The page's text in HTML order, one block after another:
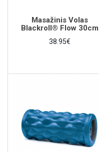
Masažinis Volas
Blackroll® Flow 30cm
38.95€